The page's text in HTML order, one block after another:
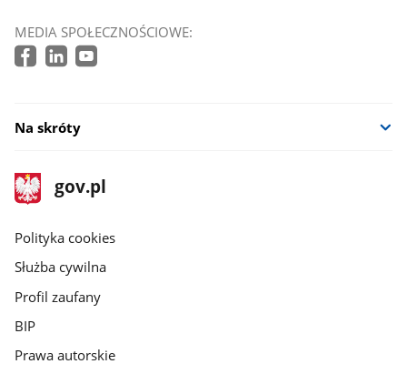
MEDIA SPOŁECZNOŚCIOWE:
Na skróty
stopka
gov.pl
Strona
gov.pl
gov.pl
Polityka cookies
Służba cywilna
Profil zaufany
BIP
Prawa autorskie